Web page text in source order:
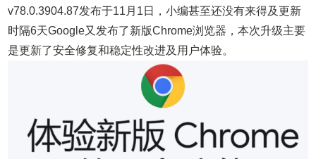
v78.0.3904.87发布于11月1日，小编甚至还没有来得及更新
时隔6天Google又发布了新版Chrome浏览器，本次升级主要
是更新了安全修复和稳定性改进及用户体验。